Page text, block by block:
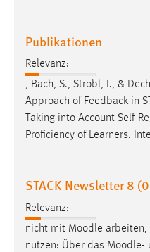
Publikationen
Relevanz:
, Bach, S., Strobl, I., &
Approach of Feedback in
Taking into Account Self-
Proficiency of Learners.
STACK Newsletter 8
Relevanz:
nicht mit Moodle arbeiten,
nutzen: Über das Moodle-